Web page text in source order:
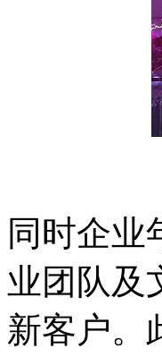
同时企业
业团队及
新客户。